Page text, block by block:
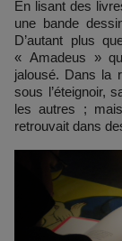
En lisant des
une bande
D’autant plus
« Amadeus »
jalousé. Dans la
sous l’éteignoir,
les autres ;
retrouvait dans